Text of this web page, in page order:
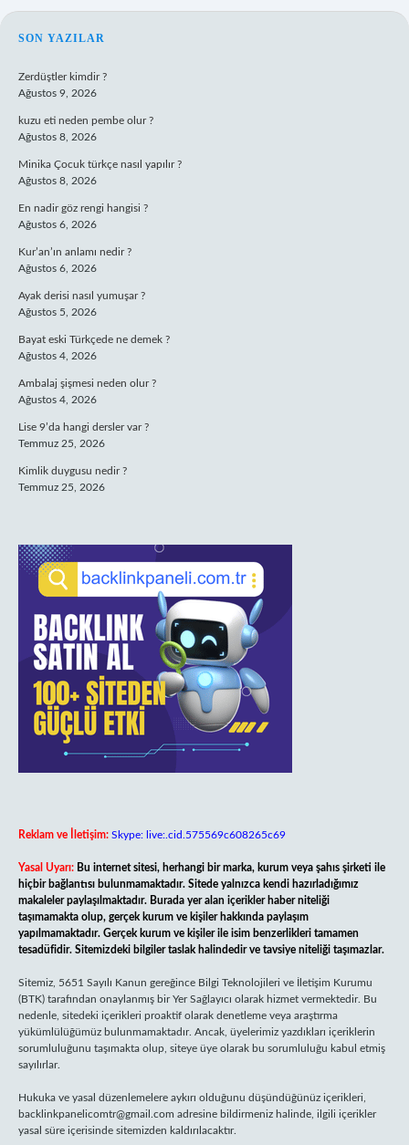
SIDEBAR
SON YAZILAR
Zerdüştler kimdir ?
Ağustos 9, 2026
kuzu eti neden pembe olur ?
Ağustos 8, 2026
Minika Çocuk türkçe nasıl yapılır ?
Ağustos 8, 2026
En nadir göz rengi hangisi ?
Ağustos 6, 2026
Kur’an’ın anlamı nedir ?
Ağustos 6, 2026
Ayak derisi nasıl yumuşar ?
Ağustos 5, 2026
Bayat eski Türkçede ne demek ?
Ağustos 4, 2026
Ambalaj şişmesi neden olur ?
Ağustos 4, 2026
Lise 9’da hangi dersler var ?
Temmuz 25, 2026
Kimlik duygusu nedir ?
Temmuz 25, 2026
Reklam ve İletişim: Skype: live:.cid.575569c608265c69
Yasal Uyarı: Bu internet sitesi, herhangi bir marka, kurum veya şahıs şirketi ile
hiçbir bağlantısı bulunmamaktadır. Sitede yalnızca kendi hazırladığımız
makaleler paylaşılmaktadır. Burada yer alan içerikler haber niteliği
taşımamakta olup, gerçek kurum ve kişiler hakkında paylaşım
yapılmamaktadır. Gerçek kurum ve kişiler ile isim benzerlikleri tamamen
tesadüfidir. Sitemizdeki bilgiler taslak halindedir ve tavsiye niteliği taşımazlar.
Sitemiz, 5651 Sayılı Kanun gereğince Bilgi Teknolojileri ve İletişim Kurumu
(BTK) tarafından onaylanmış bir Yer Sağlayıcı olarak hizmet vermektedir. Bu
nedenle, sitedeki içerikleri proaktif olarak denetleme veya araştırma
yükümlülüğümüz bulunmamaktadır. Ancak, üyelerimiz yazdıkları içeriklerin
sorumluluğunu taşımakta olup, siteye üye olarak bu sorumluluğu kabul etmiş
sayılırlar.
Hukuka ve yasal düzenlemelere aykırı olduğunu düşündüğünüz içerikleri,
backlinkpanelicomtr@gmail.com adresine bildirmeniz halinde, ilgili içerikler
yasal süre içerisinde sitemizden kaldırılacaktır.